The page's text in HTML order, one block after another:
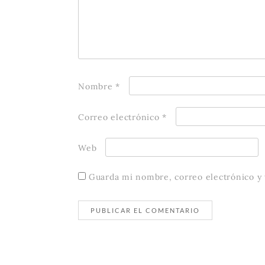
Nombre*
Correo electrónico*
Web
Guarda mi nombre, correo electrónico y